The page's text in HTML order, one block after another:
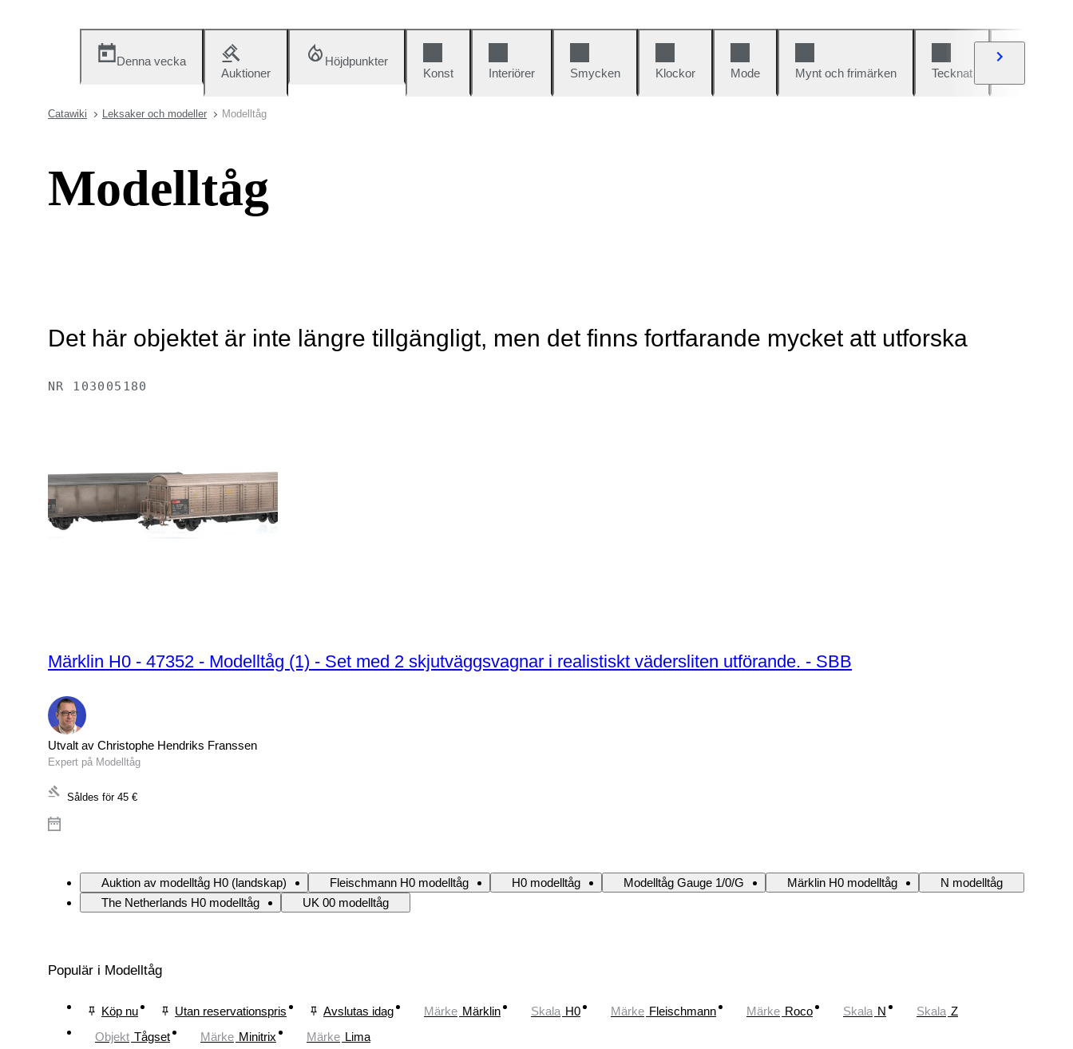
Denna vecka
Auktioner
Höjdpunkter
Konst
Interiörer Smycken Klockor Mode Mynt och frimärken Tecknat
Catawiki Leksaker och modeller Modelltåg
Modelltåg
Det här objektet är inte längre tillgängligt, men det finns fortfarande mycket att utforska
NR 103005180
Märklin H0 - 47352 - Modelltåg (1) - Set med 2 skjutväggsvagnar i realistiskt vädersliten utförande. - SBB
Utvalt av Christophe Hendriks Franssen
Expert på Modelltåg
Såldes för 45 €
Auktion av modelltåg H0 (landskap) Fleischmann H0 modelltåg H0 modelltåg Modelltåg Gauge 1/0/G Märklin H0 modelltåg
N modelltåg
The Netherlands H0 modelltåg
UK 00 modelltåg
Populär i Modelltåg
Köp nu Utan reservationspris Avslutas idag Märke Märklin Skala H0 Märke Fleischmann Märke Roco Skala N Skala Z
Objekt Tågset Märke Minitrix Märke Lima